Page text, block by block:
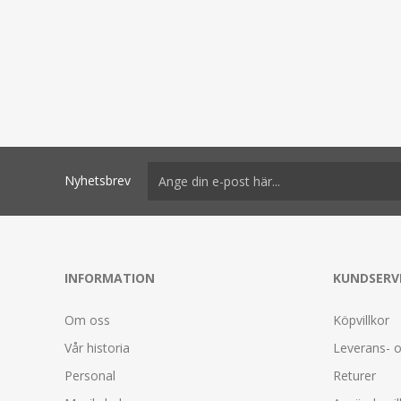
Nyhetsbrev
INFORMATION
Om oss
Vår historia
Personal
Köpvillkor
Leverans-
Returer